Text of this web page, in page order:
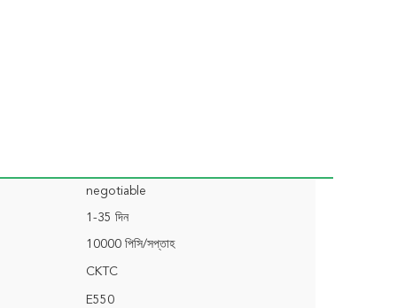
negotiable
1-35 দিন
10000 পিসি/সপ্তাহ
CKTC
E550